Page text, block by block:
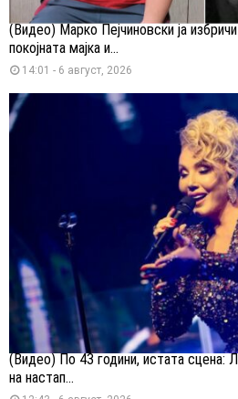
(Видео) Марко Пејчиновски ја
покојната мајка и...
14:01 - 6 август, 2026
(Видео) По 43 години, истата сцена:
на настап...